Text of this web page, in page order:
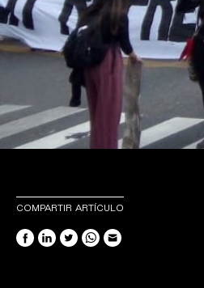
COMPARTIR ARTÍCULO